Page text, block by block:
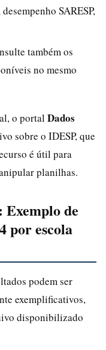
SARESP,
também os
no mesmo
o portal Dados
sobre o IDESP, que
é útil para
planilhas.
de
por escola
podem ser
exemplificativos,
disponibilizado